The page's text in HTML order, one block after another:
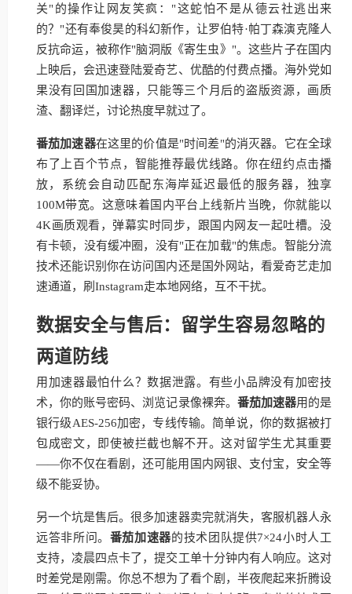
关"的操作让网友笑疯："这蛇怕不是从德云社逃出来
的？"还有奉俊昊的科幻新作，让罗伯特·帕丁森演克隆人
反抗命运，被称作"脑洞版《寄生虫》"。这些片子在国内
上映后，会迅速登陆爱奇艺、优酷的付费点播。海外党如
果没有回国加速器，只能等三个月后的盗版资源，画质
渣、翻译烂，讨论热度早就过了。
番茄加速器在这里的价值是"时间差"的消灭器。它在全球
布了上百个节点，智能推荐最优线路。你在纽约点击播
放，系统会自动匹配东海岸延迟最低的服务器，独享
100M带宽。这意味着国内平台上线新片当晚，你就能以
4K画质观看，弹幕实时同步，跟国内网友一起吐槽。没
有卡顿，没有缓冲圈，没有"正在加载"的焦虑。智能分流
技术还能识别你在访问国内还是国外网站，看爱奇艺走加
速通道，刷Instagram走本地网络，互不干扰。
数据安全与售后：留学生容易忽略的
两道防线
用加速器最怕什么？数据泄露。有些小品牌没有加密技
术，你的账号密码、浏览记录像裸奔。 番茄加速器用的是
银行级AES-256加密，专线传输。简单说，你的数据被打
包成密文，即使被拦截也解不开。这对留学生尤其重要
——你不仅在看剧，还可能用国内网银、支付宝，安全等
级不能妥协。
另一个坑是售后。很多加速器卖完就消失，客服机器人永
远答非所问。 番茄加速器的技术团队提供7×24小时人工
支持，凌晨四点卡了，提交工单十分钟内有人响应。这对
时差党是刚需。你总不想为了看个剧，半夜爬起来折腾设